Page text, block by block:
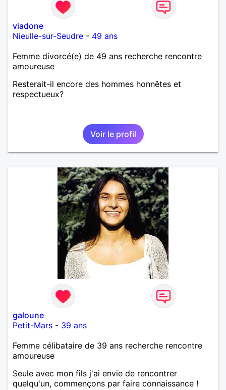
viadone
Nieulle-sur-Seudre - 49 ans
Femme divorcé(e) de 49 ans recherche rencontre
amoureuse
Resterait-il encore des hommes honnêtes et
respectueux?
Voir le profil
galoune
Petit-Mars - 39 ans
Femme célibataire de 39 ans recherche rencontre
amoureuse
Seule avec mon fils j'ai envie de rencontrer
quelqu'un, commençons par faire connaissance !